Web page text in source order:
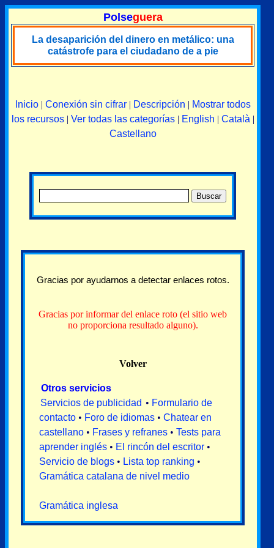
Polseguera
La desaparición del dinero en metálico: una
catástrofe para el ciudadano de a pie
Inicio| Conexión sin cifrar| Descripción | Mostrar todos
los recursos| Ver todas las categorías| English | Català |
Castellano
Gracias por ayudarnos a detectar enlaces rotos.
Gracias por informar del enlace roto (el sitio web
no proporciona resultado alguno).
Volver
Otros servicios
Servicios de publicidad • Formulario de
contacto • Foro de idiomas • Chatear en
castellano • Frases y refranes • Tests para
aprender inglés • El rincón del escritor •
Servicio de blogs • Lista top ranking •
Gramática catalana de nivel medio
Gramática inglesa